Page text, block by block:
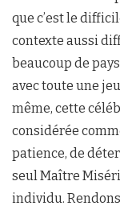
que c’est le
contexte aussi
beaucoup de
avec toute une
même, cette
considérée
patience, de
seul Maître
individu.